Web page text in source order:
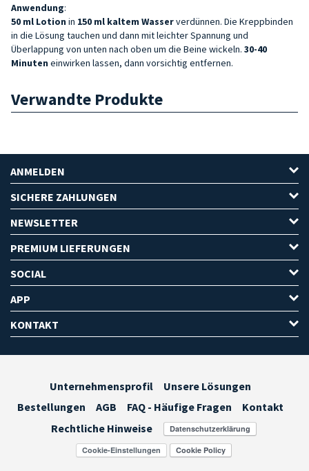
Anwendung:
50 ml Lotion in 150 ml kaltem Wasserverdünnen. Die Kreppbinden
in die Lösung tauchen und dann mit leichter Spannung und
Überlappung von unten nach oben um die Beine wickeln. 30-40
Minuten einwirken lassen, dann vorsichtig entfernen.
Verwandte Produkte
ANMELDEN
SICHERE ZAHLUNGEN
NEWSLETTER
PREMIUM LIEFERUNGEN
SOCIAL
APP
KONTAKT
Unternehmensprofil
Unsere Lösungen
Bestellungen
AGB FAQ - Häufige Fragen
Kontakt
Rechtliche Hinweise
Cookie-Einstellungen